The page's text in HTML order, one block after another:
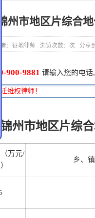
锦州市地区片综合
者：征地律师 浏览次数： 次 分享到
900-9881 请输入您的电
锦州市地区片综
万元/
乡、